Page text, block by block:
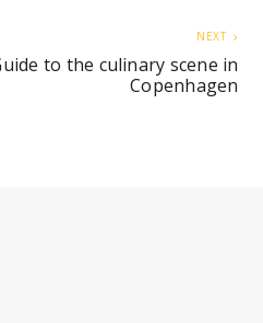
NEXT
to the culinary scene in
Copenhagen